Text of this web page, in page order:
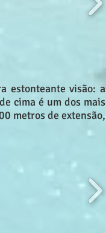
estonteante visão: a
cima é um dos mais
metros de extensão,